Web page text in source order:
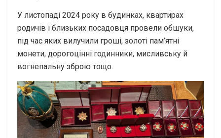
У листопаді 2024 року в будинках, квартирах
родичів і близьких посадовця провели обшуки,
під час яких вилучили гроші, золоті пам’ятні
монети, дорогоцінні годинники, мисливську й
вогнепальну зброю тощо.